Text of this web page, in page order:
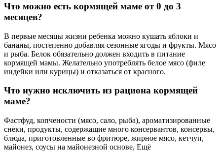
Что можно есть кормящей маме от 0 до 3
месяцев?
В первые месяцы жизни ребенка можно кушать яблоки и
бананы, постепенно добавляя сезонные ягоды и фрукты. Мясо
и рыба. Белок обязательно должен входить в питание
кормящей мамы. Желательно употреблять белое мясо (филе
индейки или курицы) и отказаться от красного.
Что нужно исключить из рациона кормящей
маме?
Фастфуд, копчености (мясо, сало, рыба), ароматизированные
снеки, продукты, содержащие много консервантов, консервы,
блюда, приготовленные во фритюре, жирное мясо, кетчуп,
майонез, соусы на майонезной основе, Ещё